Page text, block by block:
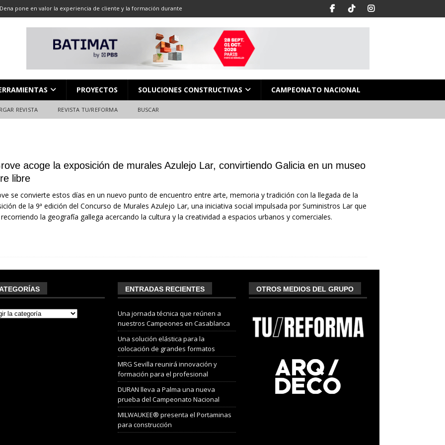
pone en valor la experiencia de cliente y la formación durante
13: CORTE DE GRAN FORMATO DESCARGAR REVISTA
DESCARGAR REVISTA
el profesional de la construcción CAMPEONATO NACIONAL
PROYECTOS SOLUCIONES CONSTRUCTIVAS CAMPEONATO NACIONAL
REVISTA REVISTA TU/REFORMA BUSCAR
acoge la exposición de murales Azulejo Lar, convirtiendo Galicia en un museo
libre
se convierte estos días en un nuevo punto de encuentro entre arte, memoria y tradición con la llegada de la
de la 9ª edición del Concurso de Murales Azulejo Lar, una iniciativa social impulsada por Suministros Lar que
la geografía gallega acercando la cultura y la creatividad a espacios urbanos y comerciales.
ENTRADAS RECIENTES
Una jornada técnica que reúnen a
nuestros Campeones en Casablanca
Una solución elástica para la
colocación de grandes formatos
MRG Sevilla reunirá innovación y
formación para el profesional
DURAN lleva a Palma una nueva
prueba del Campeonato Nacional
MILWAUKEE® presenta el Portaminas
para construcción
OTROS MEDIOS DEL GRUPO